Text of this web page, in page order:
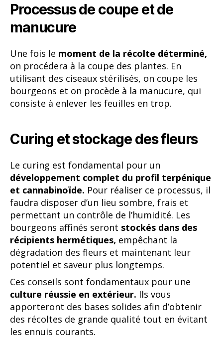
Processus de coupe et de
manucure
Une fois le moment de la récolte déterminé,
on procédera à la coupe des plantes. En
utilisant des ciseaux stérilisés, on coupe les
bourgeons et on procède à la manucure, qui
consiste à enlever les feuilles en trop.
Curing et stockage des fleurs
Le curing est fondamental pour un
développement complet du profil terpénique
et cannabinoïde. Pour réaliser ce processus, il
faudra disposer d’un lieu sombre, frais et
permettant un contrôle de l’humidité. Les
bourgeons affinés seront stockés dans des
récipients hermétiques, empêchant la
dégradation des fleurs et maintenant leur
potentiel et saveur plus longtemps.
Ces conseils sont fondamentaux pour une
culture réussie en extérieur. Ils vous
apporteront des bases solides afin d’obtenir
des récoltes de grande qualité tout en évitant
les ennuis courants.